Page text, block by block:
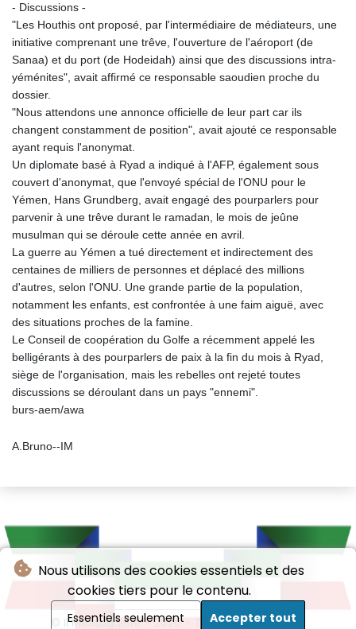
Nous utilisons des cookies essentiels et des
cookies tiers pour le contenu.
Essentiels seulement Accepter tout
- Discussions -
"Les Houthis ont proposé, par l'intermédiaire de médiateurs, une
initiative comprenant une trêve, l'ouverture de l'aéroport (de
Sanaa) et du port (de Hodeidah) ainsi que des discussions intra-
yéménites", avait affirmé ce responsable saoudien proche du
dossier.
"Nous attendons une annonce officielle de leur part car ils
changent constamment de position", avait ajouté ce responsable
ayant requis l'anonymat.
Un diplomate basé à Ryad a indiqué à l'AFP, également sous
couvert d'anonymat, que l'envoyé spécial de l'ONU pour le
Yémen, Hans Grundberg, avait engagé des pourparlers pour
parvenir à une trêve durant le ramadan, le mois de jeûne
musulman qui se déroule cette année en avril.
La guerre au Yémen a tué directement et indirectement des
centaines de milliers de personnes et déplacé des millions
d'autres, selon l'ONU. Une grande partie de la population,
notamment les enfants, est confrontée à une faim aiguë, avec
des situations proches de la famine.
Le Conseil de coopération du Golfe a récemment appelé les
belligérants à des pourparlers de paix à la fin du mois à Ryad,
siège de l'organisation, mais les rebelles ont rejeté toutes
discussions se déroulant dans un pays "ennemi".
burs-aem/awa
A.Bruno--IM
© Il Messaggiere - 2026 - Tous droits réservés